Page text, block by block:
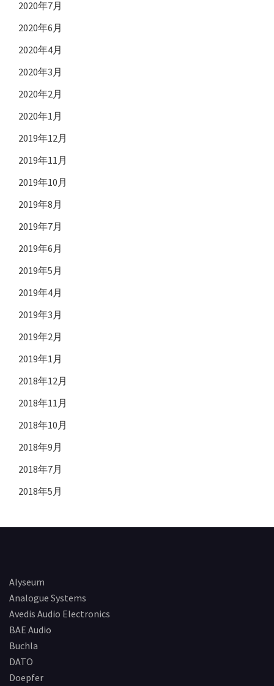
2020年7月
2020年6月
2020年4月
2020年3月
2020年2月
2020年1月
2019年12月
2019年11月
2019年10月
2019年8月
2019年7月
2019年6月
2019年5月
2019年4月
2019年3月
2019年2月
2019年1月
2018年12月
2018年11月
2018年10月
2018年9月
2018年7月
2018年5月
Alyseum
Analogue Systems
Avedis Audio Electronics
BAE Audio
Buchla
DATO
Doepfer